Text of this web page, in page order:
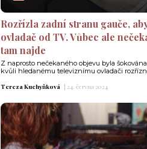
Rozřízla zadní stranu gauče,
ovladač od TV. Vůbec ale
tam najde
Z naprosto nečekaného objevu byla
kvůli hledanému televiznímu ovladači
Tereza Kuchyňková | 24. června 2024